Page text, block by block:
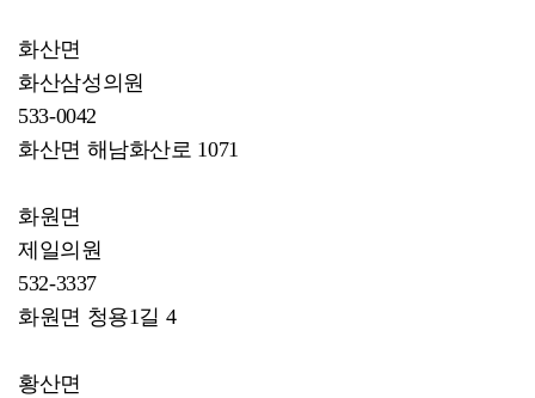
화산면
화산삼성의원
533-0042
화산면 해남화산로 1071
화원면
제일의원
532-3337
화원면 청용1길 4
황산면